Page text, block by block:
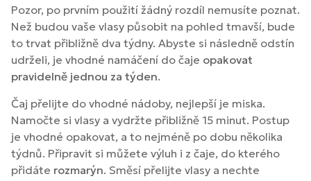
Pozor, po prvním použití žádný rozdíl nemusíte poznat.
Než budou vaše vlasy působit na pohled tmavší, bude
to trvat přibližně dva týdny. Abyste si následně odstín
udrželi, je vhodné namáčení do čaje opakovat
pravidelně jednou za týden.
Čaj přelijte do vhodné nádoby, nejlepší je miska.
Namočte si vlasy a vydržte přibližně 15 minut. Postup
je vhodné opakovat, a to nejméně po dobu několika
týdnů. Připravit si můžete výluh i z čaje, do kterého
přidáte rozmarýn. Směsí přelijte vlasy a nechte